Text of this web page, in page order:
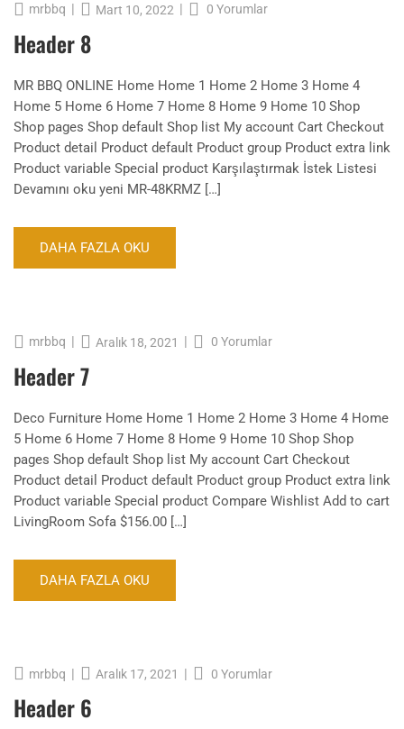
mrbbq | Mart 10, 2022 | 0 Yorumlar
Header 8
MR BBQ ONLINE Home Home 1 Home 2 Home 3 Home 4
Home 5 Home 6 Home 7 Home 8 Home 9 Home 10 Shop
Shop pages Shop default Shop list My account Cart Checkout
Product detail Product default Product group Product extra link
Product variable Special product Karşılaştırmak İstek Listesi
Devamını oku yeni MR-48KRMZ […]
DAHA FAZLA OKU
mrbbq | Aralık 18, 2021 | 0 Yorumlar
Header 7
Deco Furniture Home Home 1 Home 2 Home 3 Home 4 Home
5 Home 6 Home 7 Home 8 Home 9 Home 10 Shop Shop
pages Shop default Shop list My account Cart Checkout
Product detail Product default Product group Product extra link
Product variable Special product Compare Wishlist Add to cart
LivingRoom Sofa $156.00 […]
DAHA FAZLA OKU
mrbbq | Aralık 17, 2021 | 0 Yorumlar
Header 6